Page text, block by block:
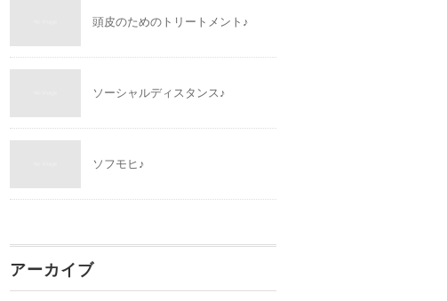
頭皮のためのトリートメント♪
ソーシャルディスタンス♪
ソフモヒ♪
アーカイブ